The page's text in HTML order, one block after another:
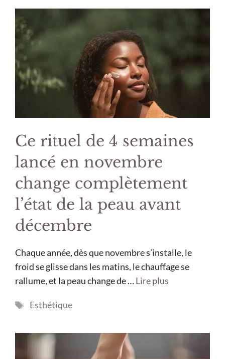
Ce rituel de 4 semaines
lancé en novembre
change complètement
l’état de la peau avant
décembre
Chaque année, dès que novembre s’installe, le
froid se glisse dans les matins, le chauffage se
rallume, et la peau change de …Lire plus
Étiquettes
Esthétique